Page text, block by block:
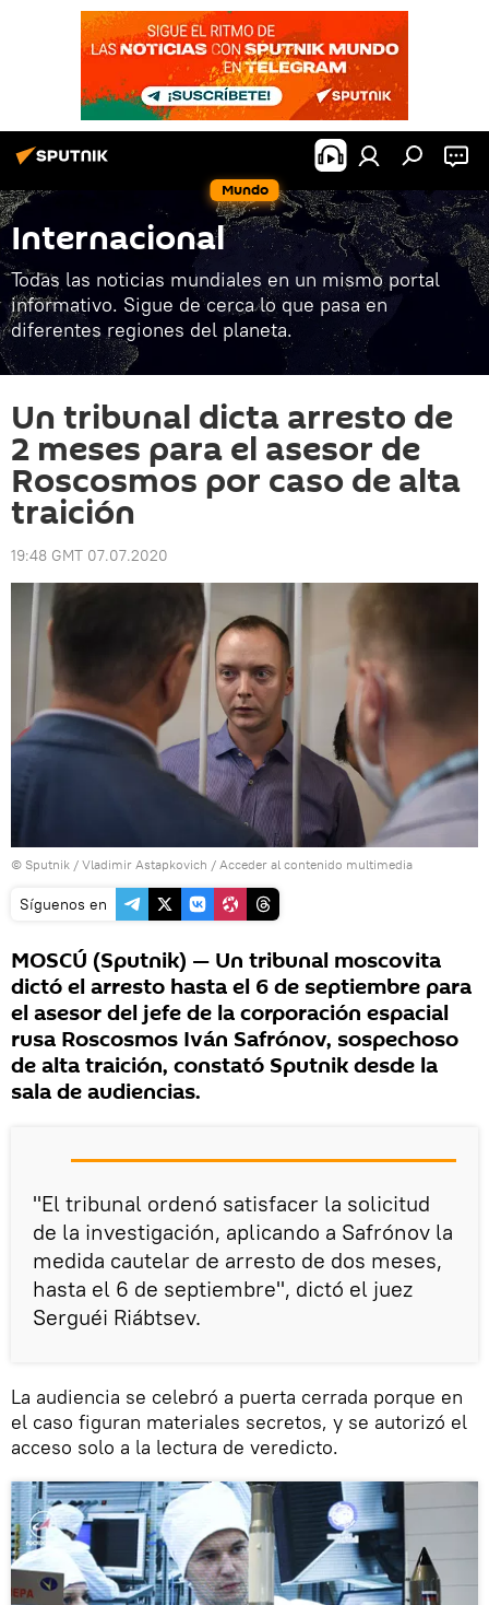
Mundo
Internacional
Todas las noticias mundiales en un mismo portal
informativo. Sigue de cerca lo que pasa en
diferentes regiones del planeta.
Un tribunal dicta arresto de
2 meses para el asesor de
Roscosmos por caso de alta
traición
19:48 GMT 07.07.2020
© Sputnik / Vladimir Astapkovich / Acceder al contenido multimedia
Síguenos en
MOSCÚ (Sputnik) — Un tribunal moscovita
dictó el arresto hasta el 6 de septiembre para
el asesor del jefe de la corporación espacial
rusa Roscosmos Iván Safrónov, sospechoso
de alta traición, constató Sputnik desde la
sala de audiencias.
"El tribunal ordenó satisfacer la solicitud
de la investigación, aplicando a Safrónov la
medida cautelar de arresto de dos meses,
hasta el 6 de septiembre", dictó el juez
Serguéi Riábtsev.
La audiencia se celebró a puerta cerrada porque en
el caso figuran materiales secretos, y se autorizó el
acceso solo a la lectura de veredicto.